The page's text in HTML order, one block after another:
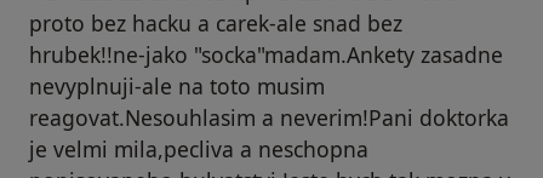
proto bez hacku a carek-ale snad bez
hrubek!!ne-jako "socka"madam.Ankety zasadne
nevyplnuji-ale na toto musim
reagovat.Nesouhlasim a neverim!Pani doktorka
je velmi mila,pecliva a neschopna